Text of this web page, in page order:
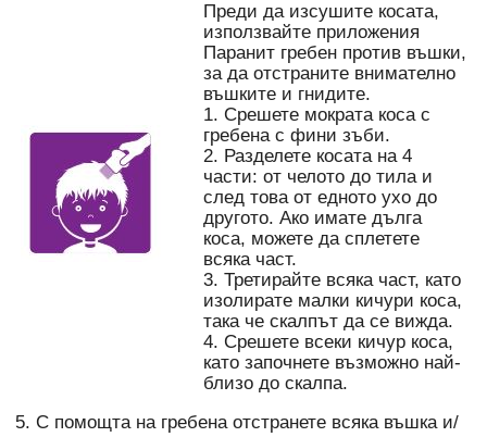
Преди да изсушите косата,
използвайте приложения
Паранит гребен против въшки,
за да отстраните внимателно
въшките и гнидите.
1. Срешете мократа коса с
гребена с фини зъби.
2. Разделете косата на 4
части: от челото до тила и
след това от едното ухо до
другото. Ако имате дълга
коса, можете да сплетете
всяка част.
3. Третирайте всяка част, като
изолирате малки кичури коса,
така че скалпът да се вижда.
4. Срешете всеки кичур коса,
като започнете възможно най-
близо до скалпа.
5. С помощта на гребена отстранете всяка въшка и/